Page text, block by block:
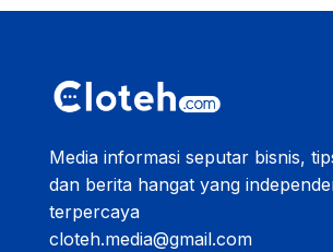
Media informasi seputar bisnis,
dan berita hangat yang
terpercaya
cloteh.media@gmail.com